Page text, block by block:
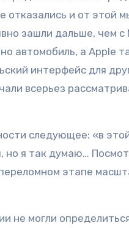
отказались и от этой
зашли дальше, чем с
автомобиль, а Apple
интерфейс для
всерьез
следующее: «в
но я так думаю…
этапе
не могли